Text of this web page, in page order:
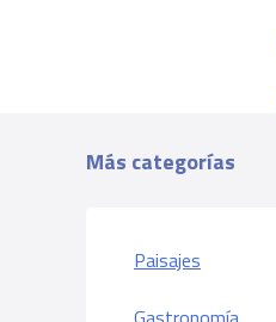
Más categorías
Paisajes